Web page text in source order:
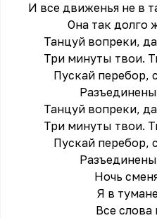
И все движенья не в
Она так долго
Танцуй вопреки,
Три минуты твои.
Пускай перебор,
Танцуй вопреки,
Три минуты твои.
Пускай перебор,
Ночь
Я в
Все слова